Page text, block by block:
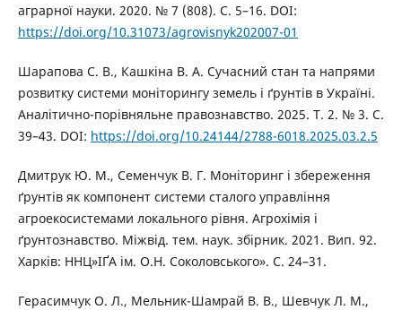
аграрної науки. 2020. № 7 (808). С. 5–16. DOI:
https://doi.org/10.31073/agrovisnyk202007-01
Шарапова С. В., Кашкіна В. А. Сучасний стан та напрями
розвитку системи моніторингу земель і ґрунтів в Україні.
Аналітично-порівняльне правознавство. 2025. Т. 2. № 3. С.
39–43. DOI: https://doi.org/10.24144/2788-6018.2025.03.2.5
Дмитрук Ю. М., Семенчук В. Г. Моніторинг і збереження
ґрунтів як компонент системи сталого управління
агроекосистемами локального рівня. Агрохімія і
ґрунтознавство. Міжвід. тем. наук. збірник. 2021. Вип. 92.
Харків: ННЦ»ІҐА ім. О.Н. Соколовського». С. 24–31.
Герасимчук О. Л., Мельник-Шамрай В. В., Шевчук Л. М.,